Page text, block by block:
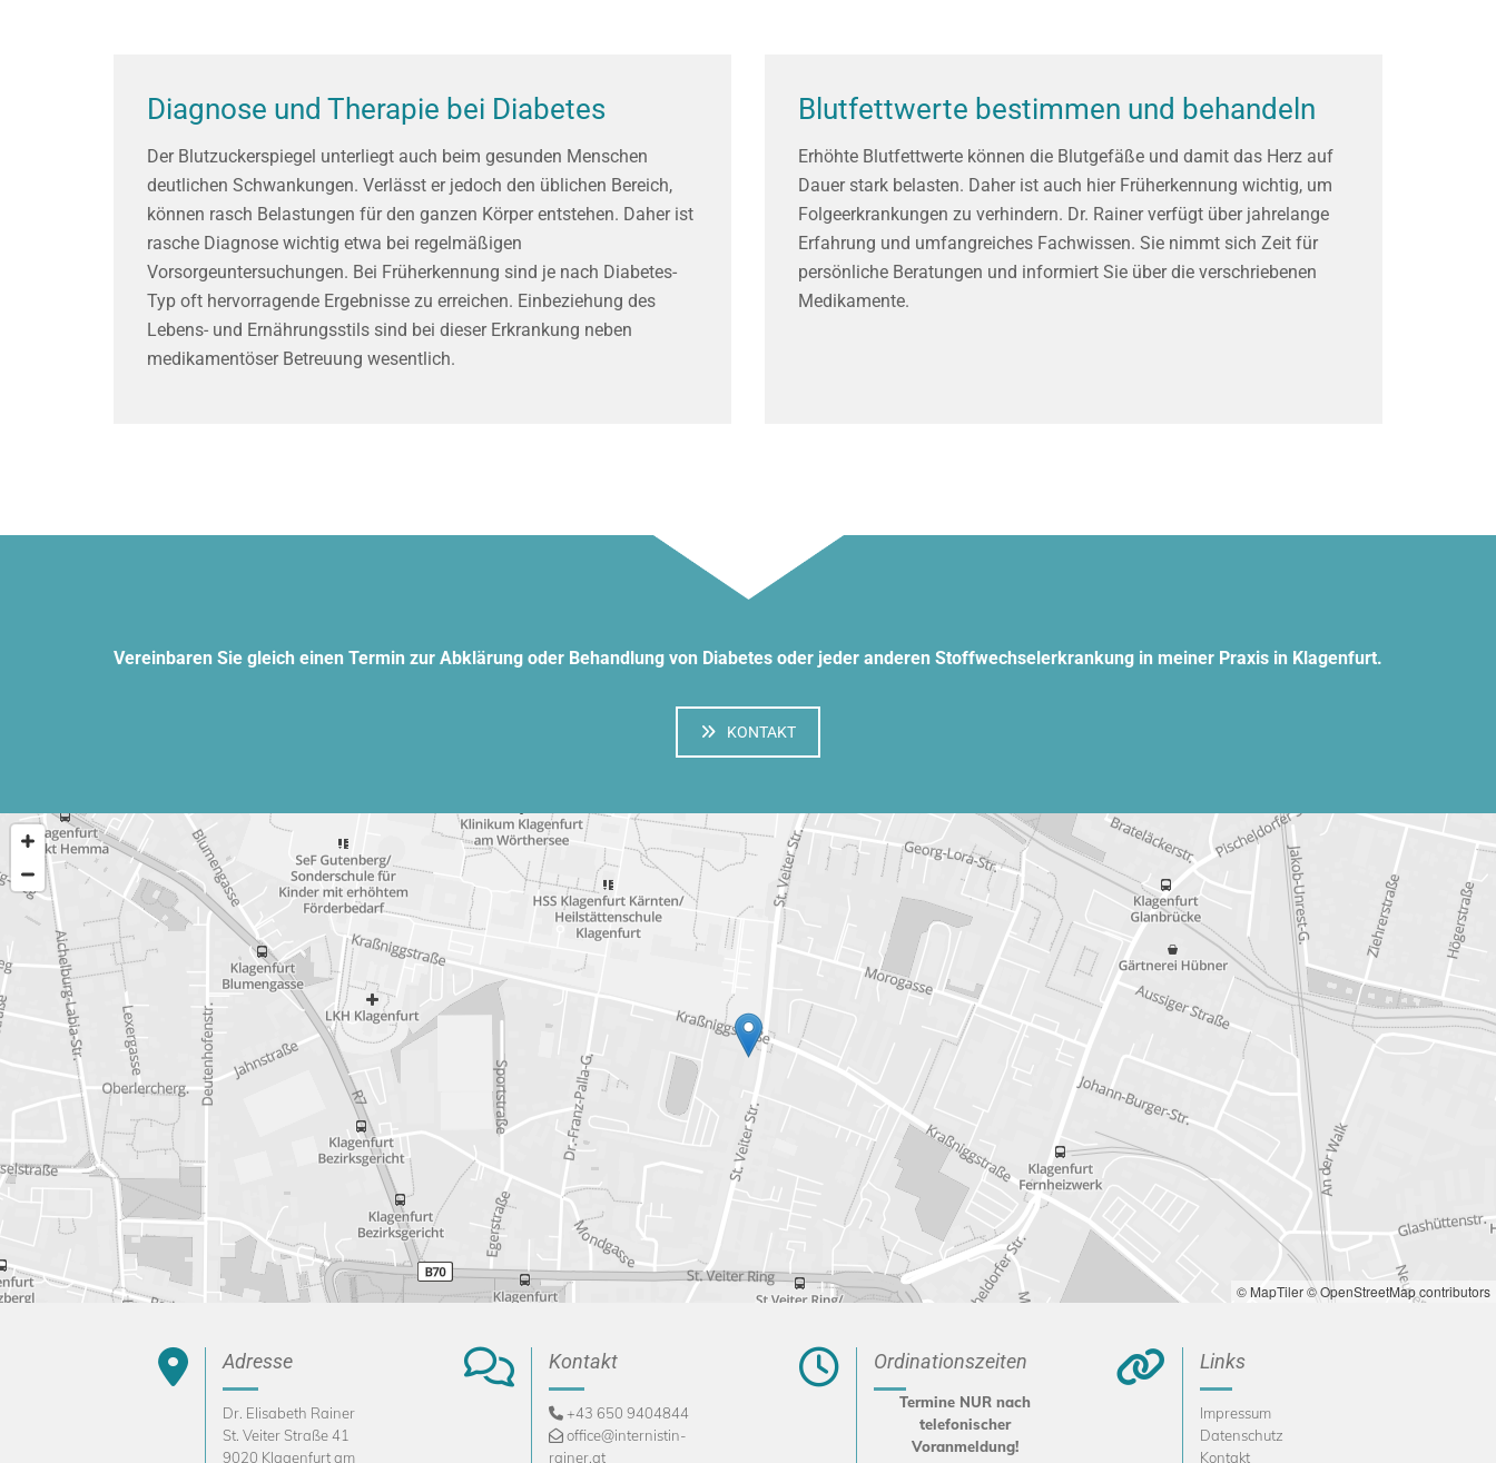
Diagnose und Therapie bei Diabetes
Der Blutzuckerspiegel unterliegt auch beim gesunden Menschen
deutlichen Schwankungen. Verlässt er jedoch den üblichen Bereich,
können rasch Belastungen für den ganzen Körper entstehen. Daher ist
rasche Diagnose wichtig etwa bei regelmäßigen
Vorsorgeuntersuchungen. Bei Früherkennung sind je nach Diabetes-
Typ oft hervorragende Ergebnisse zu erreichen. Einbeziehung des
Lebens- und Ernährungsstils sind bei dieser Erkrankung neben
medikamentöser Betreuung wesentlich.
Blutfettwerte bestimmen und behandeln
Erhöhte Blutfettwerte können die Blutgefäße und damit das Herz auf
Dauer stark belasten. Daher ist auch hier Früherkennung wichtig, um
Folgeerkrankungen zu verhindern. Dr. Rainer verfügt über jahrelange
Erfahrung und umfangreiches Fachwissen. Sie nimmt sich Zeit für
persönliche Beratungen und informiert Sie über die verschriebenen
Medikamente.
Vereinbaren Sie gleich einen Termin zur Abklärung oder Behandlung von Diabetes oder jeder anderen Stoffwechselerkrankung in meiner Praxis in Klagenfurt.
KONTAKT
© MapTiler© OpenStreetMap contributors
 Adresse
Dr. Elisabeth Rainer
St. Veiter Straße 41
9020 Klagenfurt am
 Kontakt
 +43 650 9404844
 office@internistin-
rainer.at
 Ordinationszeiten
Termine NUR nach
telefonischer
Voranmeldung!
 Links
Impressum
Datenschutz
Kontakt